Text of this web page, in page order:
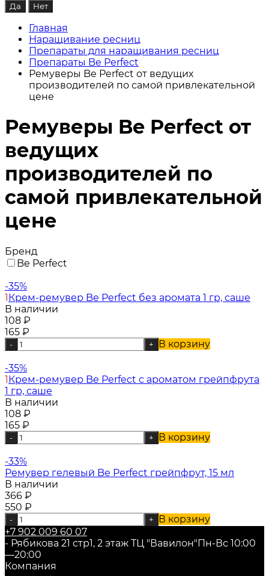
Главная
Наращивание ресниц
Препараты для наращивания ресниц
Препараты Be Perfect
Ремуверы Be Perfect от ведущих
производителей по самой привлекательной
цене
Ремуверы Be Perfect от
ведущих
производителей по
самой привлекательной
цене
Бренд
Be Perfect
-35%
1Крем-ремувер Be Perfect без аромата 1 гр, саше
В наличии
108 ₽
165 ₽
- + В корзину
-35%
1Крем-ремувер Be Perfect с ароматом грейпфрута
1 гр, саше
В наличии
108 ₽
165 ₽
- + В корзину
-33%
Ремувер гелевый Be Perfect грейпфрут, 15 мл
В наличии
366 ₽
550 ₽
- +
В корзину
+7 902 009 60 07
- Рябикова 21 стр1, 2 этаж ТЦ "Вавилон"Пн-Вс 10:00
—20:00
Компания